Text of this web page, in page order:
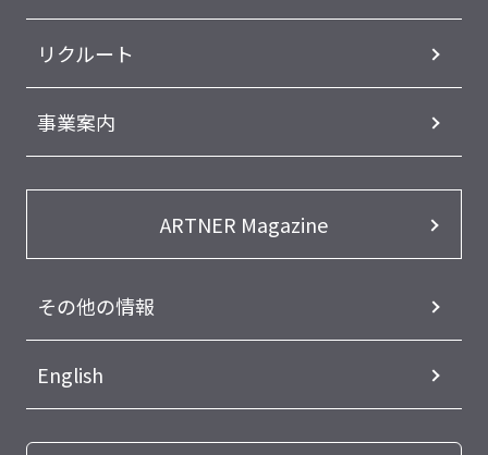
リクルート
事業案内
ARTNER Magazine
その他の情報
English